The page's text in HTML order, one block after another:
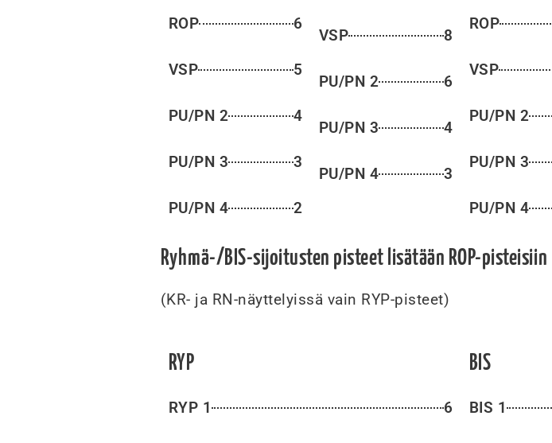
ROP 6
VSP 5
PU/PN 2 4
PU/PN 3 3
PU/PN 4 2
VSP 8
PU/PN 2 6
PU/PN 3 4
PU/PN 4 3
ROP
VSP
PU/PN 2
PU/PN 3
PU/PN 4
Ryhmä-/BIS-sijoitusten pisteet lisätään ROP-pisteisiin
(KR- ja RN-näyttelyissä vain RYP-pisteet)
RYP
RYP 1 6
BIS
BIS 1